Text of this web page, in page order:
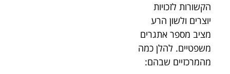
הקשורות לזכויות
יוצרים ולשון הרע
מציב מספר אתגרים
משפטיים. להלן כמה
מהמרכזיים שבהם: